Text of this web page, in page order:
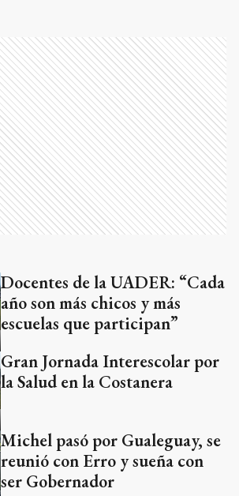
Docentes de la UADER: “Cada
año son más chicos y más
escuelas que participan”
Gran Jornada Interescolar por
la Salud en la Costanera
Michel pasó por Gualeguay, se
reunió con Erro y sueña con
ser Gobernador